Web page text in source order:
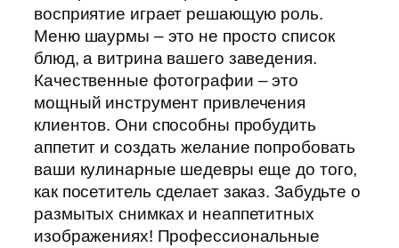
восприятие играет решающую роль.
Меню шаурмы – это не просто список
блюд, а витрина вашего заведения.
Качественные фотографии – это
мощный инструмент привлечения
клиентов. Они способны пробудить
аппетит и создать желание попробовать
ваши кулинарные шедевры еще до того,
как посетитель сделает заказ. Забудьте о
размытых снимках и неаппетитных
изображениях! Профессиональные